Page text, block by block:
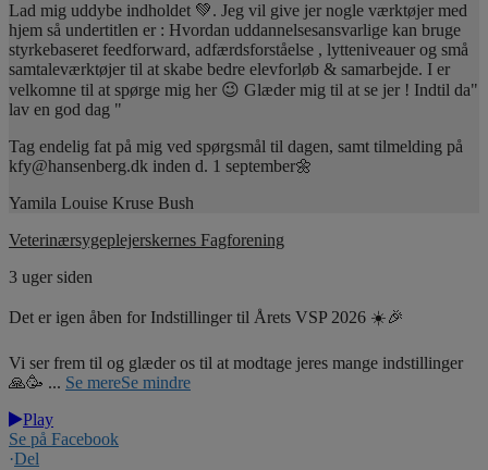
Lad mig uddybe indholdet 💚. Jeg vil give jer nogle værktøjer med
hjem så undertitlen er : Hvordan uddannelsesansvarlige kan bruge
styrkebaseret feedforward, adfærdsforståelse , lytteniveauer og små
samtaleværktøjer til at skabe bedre elevforløb & samarbejde. I er
velkomne til at spørge mig her 😉 Glæder mig til at se jer ! Indtil da"
lav en god dag "
Tag endelig fat på mig ved spørgsmål til dagen, samt tilmelding på
kfy@hansenberg.dk inden d. 1 september🌼
Yamila Louise Kruse Bush
Veterinærsygeplejerskernes Fagforening
3 uger siden
Det er igen åben for Indstillinger til Årets VSP 2026 ☀️🎉
Vi ser frem til og glæder os til at modtage jeres mange indstillinger
🙏🥳 ... Se mereSe mindre
Play
Se på Facebook
·Del